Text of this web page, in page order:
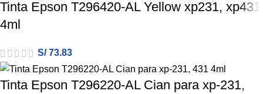
Tinta Epson T296420-AL Yellow xp231, xp431
4ml
S/73.83
Tinta Epson T296220-AL Cian para xp-231,